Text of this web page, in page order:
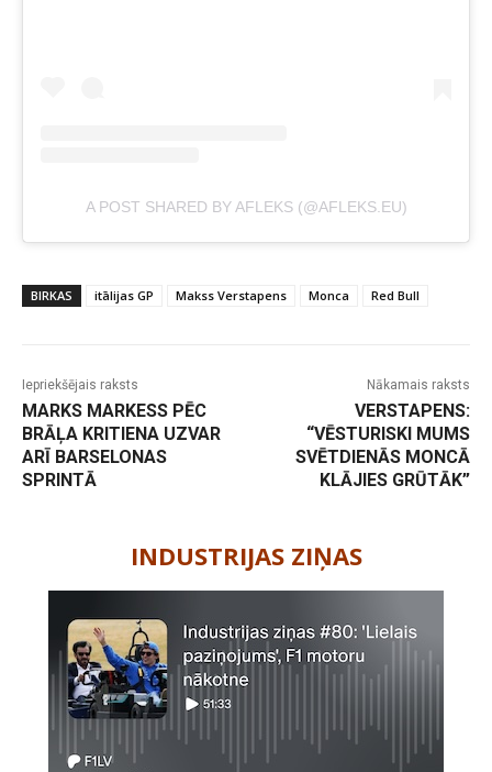
A POST SHARED BY AFLEKS (@AFLEKS.EU)
BIRKAS itālijas GP Makss Verstapens Monca Red Bull
Iepriekšējais raksts
MARKS MARKESS PĒC
BRĀĻA KRITIENA UZVAR
ARĪ BARSELONAS
SPRINTĀ
Nākamais raksts
VERSTAPENS:
“VĒSTURISKI MUMS
SVĒTDIENĀS MONCĀ
KLĀJIES GRŪTĀK”
INDUSTRIJAS ZIŅAS